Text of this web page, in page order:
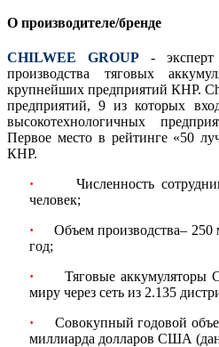
О производителе/бренде
CHILWEE GROUP - эксперт
производства тяговых
крупнейших предприятий КНР.
предприятий, 9 из которых
высокотехнологичных
Первое место в рейтинге «50
КНР.
·
Численность
человек;
·
Объем производства– 250
год;
·
Тяговые аккумуляторы
миру через сеть из 2.135
·
Совокупный годовой
миллиарда долларов США